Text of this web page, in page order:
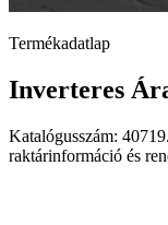
Termékadatlap
Inverteres
Katalógusszám:
raktárinformáció és